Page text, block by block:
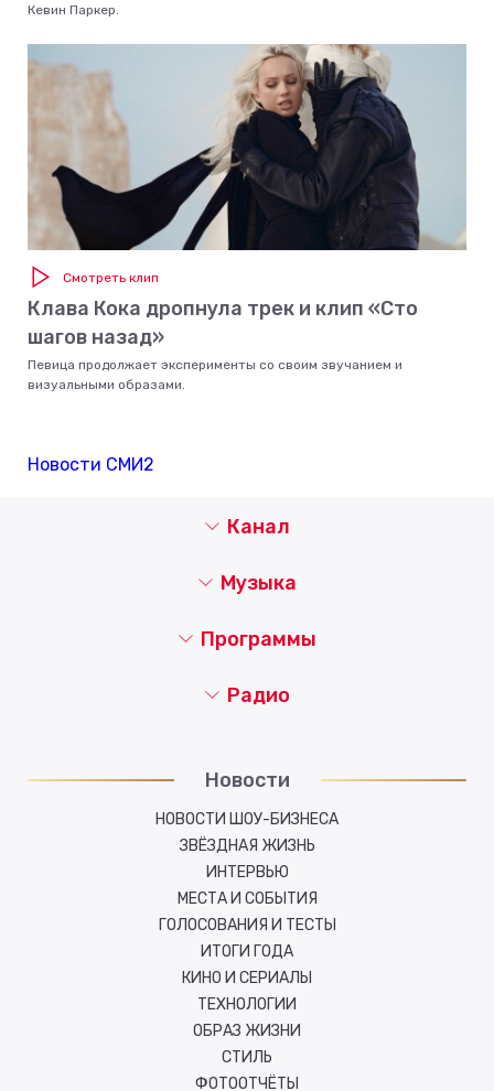
Кевин Паркер.
Смотреть клип
Клава Кока дропнула трек и клип «Сто
шагов назад»
Певица продолжает эксперименты со своим звучанием и
визуальными образами.
Новости СМИ2
Канал
Музыка
Новости
НОВОСТИ ШОУ-БИЗНЕСА
ЗВЁЗДНАЯ ЖИЗНЬ
ИНТЕРВЬЮ
МЕСТА И СОБЫТИЯ
ГОЛОСОВАНИЯ И ТЕСТЫ
ИТОГИ ГОДА
КИНО И СЕРИАЛЫ
ТЕХНОЛОГИИ
ОБРАЗ ЖИЗНИ
СТИЛЬ
ФОТООТЧЁТЫ
Программы
Радио